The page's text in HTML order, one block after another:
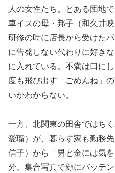
人の女性たち。とある団地
車イスの母・邦子（和久井
研修の時に店長から受けた
に告発しない代わりに好き
に入れている。不満は口に
度も飛び出す「ごめんね」
いかわからない。
一方、北関東の田舎ではち
愛瑠）が、暮らす家も勤務
信子）から「男と金には気
分、集合写真で顔にバッテ